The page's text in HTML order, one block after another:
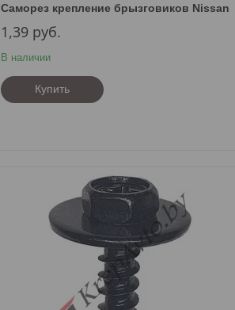
Саморез крепление брызговиков Nissan
1,39 руб.
В наличии
Купить